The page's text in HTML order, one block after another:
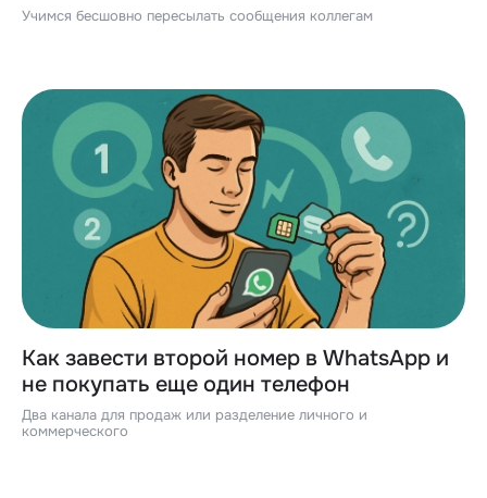
Учимся бесшовно пересылать сообщения коллегам
Как завести второй номер в WhatsApp и
не покупать еще один телефон
Два канала для продаж или разделение личного и
коммерческого